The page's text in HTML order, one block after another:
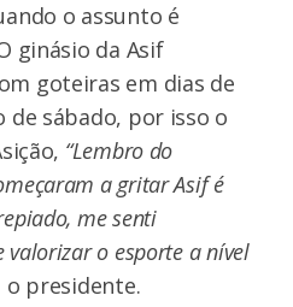
o assunto é
ginásio da Asif
goteiras em dias de
de sábado, por isso o
“Lembro do
a gritar Asif é
me senti
valorizar o esporte a nível
o presidente.